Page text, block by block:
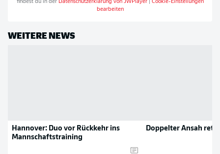
findest du in der Datenschutzerklärung von JWPlayer| Cookie-Einstellungen
bearbeiten
WEITERE NEWS
Hannover: Duo vor Rückkehr ins
Mannschaftstraining
Doppelter Ansah